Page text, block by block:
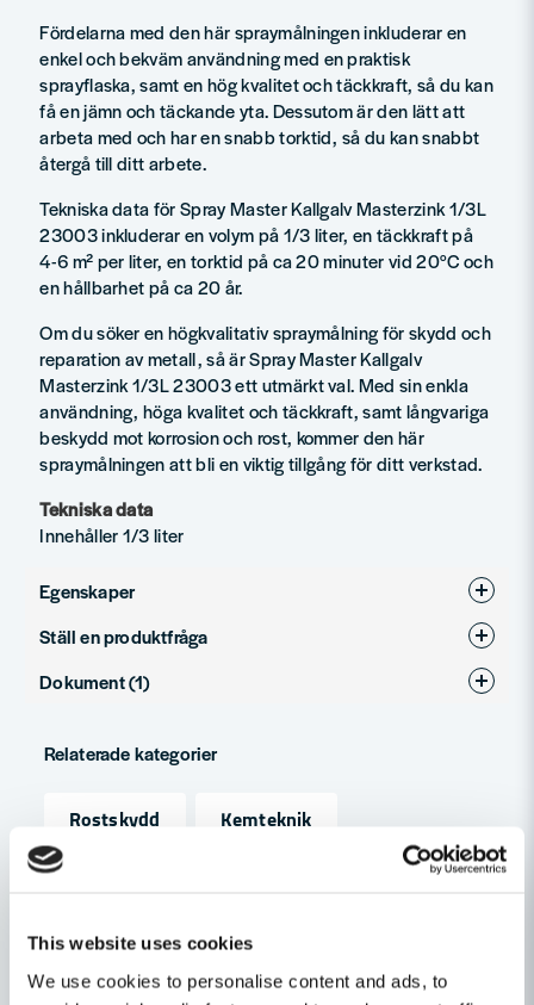
This website uses cookies
We use cookies to personalise content and ads, to
Fördelarna med den här spraymålningen inkluderar en
enkel och bekväm användning med en praktisk
sprayflaska, samt en hög kvalitet och täckkraft, så du kan
få en jämn och täckande yta. Dessutom är den lätt att
arbeta med och har en snabb torktid, så du kan snabbt
återgå till ditt arbete.
Tekniska data för Spray Master Kallgalv Masterzink 1/3L
23003 inkluderar en volym på 1/3 liter, en täckkraft på
4-6 m² per liter, en torktid på ca 20 minuter vid 20°C och
en hållbarhet på ca 20 år.
Om du söker en högkvalitativ spraymålning för skydd och
reparation av metall, så är Spray Master Kallgalv
Masterzink 1/3L 23003 ett utmärkt val. Med sin enkla
användning, höga kvalitet och täckkraft, samt långvariga
beskydd mot korrosion och rost, kommer den här
spraymålningen att bli en viktig tillgång för ditt verkstad.
Tekniska data
Innehåller 1/3 liter
Egenskaper
Produkttyp
Ställ en produktfråga
question
Fråga oss något om denna produkten...
nameNamn
Dokument (1)
618.72 KB
Relaterade kategorier
Rostskydd
Kemteknik
Andra produkter i kategorin